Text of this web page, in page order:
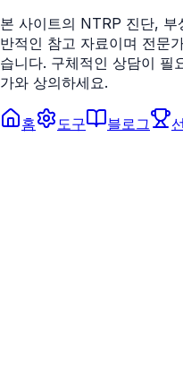
본 사이트의 NTRP 진단,
반적인 참고 자료이며 전문
습니다. 구체적인 상담이 필
가와 상의하세요.
홈 도구 블로그